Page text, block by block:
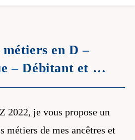
métiers en D –
– Débitant et …
2022, je vous propose un
métiers de mes ancêtres et